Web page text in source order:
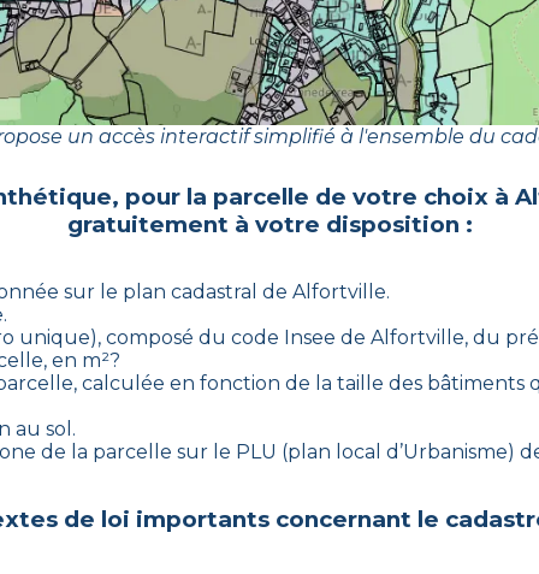
un accès interactif simplifié à l'ensemble du
pour la parcelle de votre choix à
gratuitement à votre disposition :
sur le plan cadastral de Alfortville.
unique), composé du code Insee de Alfortville, du
en m²?
calculée en fonction de la taille des bâtiments
au sol.
de la parcelle sur le PLU (plan local d’Urbanisme)
de loi importants concernant le